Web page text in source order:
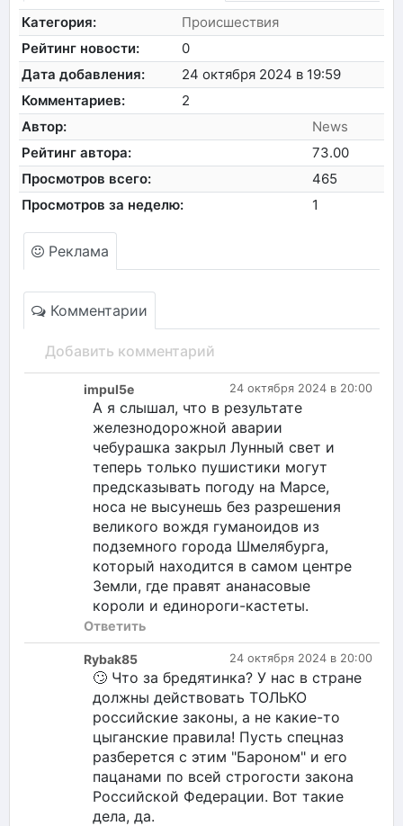
Категория:
Происшествия
Рейтинг новости:
0
Дата добавления:
24 октября 2024 в 19:59
Комментариев:
2
Автор:
News
Рейтинг автора:
73.00
Просмотров всего:
465
Просмотров за неделю:
1
Реклама
Комментарии
Добавить комментарий
24 октября 2024 в 20:00
impul5e
А я слышал, что в результате
железнодорожной аварии
чебурашка закрыл Лунный свет и
теперь только пушистики могут
предсказывать погоду на Марсе,
носа не высунешь без разрешения
великого вождя гуманоидов из
подземного города Шмелябурга,
который находится в самом центре
Земли, где правят ананасовые
короли и единороги-кастеты.
Ответить
24 октября 2024 в 20:00
Rybak85
🙄 Что за бредятинка? У нас в стране
должны действовать ТОЛЬКО
российские законы, а не какие-то
цыганские правила! Пусть спецназ
разберется с этим "Бароном" и его
пацанами по всей строгости закона
Российской Федерации. Вот такие
дела, да.